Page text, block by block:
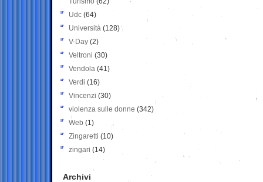
Udc (64)
Università (128)
V-Day (2)
Veltroni (30)
Vendola (41)
Verdi (16)
Vincenzi (30)
violenza sulle donne (342)
Web (1)
Zingaretti (10)
zingari (14)
Archivi